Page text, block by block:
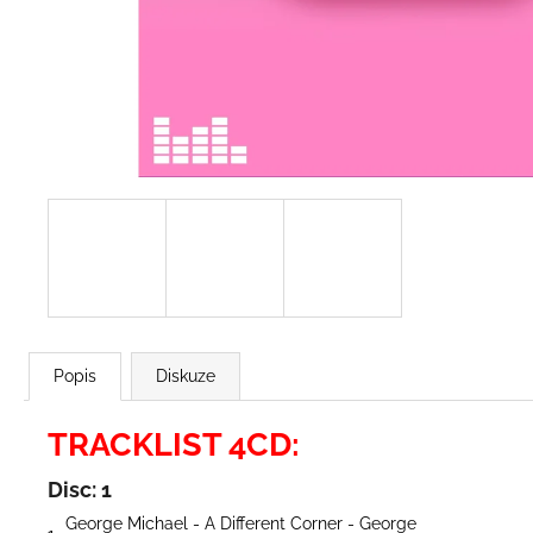
Popis Diskuze
TRACKLIST 4CD:
Disc: 1
George Michael - A Different Corner - George
2 BROTHERS ON THE 4TH FLOOR -